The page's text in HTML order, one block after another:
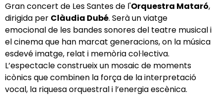
Gran concert de Les Santes de l'Orquestra Mataró,
dirigida per Clàudia Dubé. Serà un viatge
emocional de les bandes sonores del teatre musical i
el cinema que han marcat generacions, on la música
esdevé imatge, relat i memòria col·lectiva.
L’espectacle construeix un mosaic de moments
icònics que combinen la força de la interpretació
vocal, la riquesa orquestral i l’energia escènica.